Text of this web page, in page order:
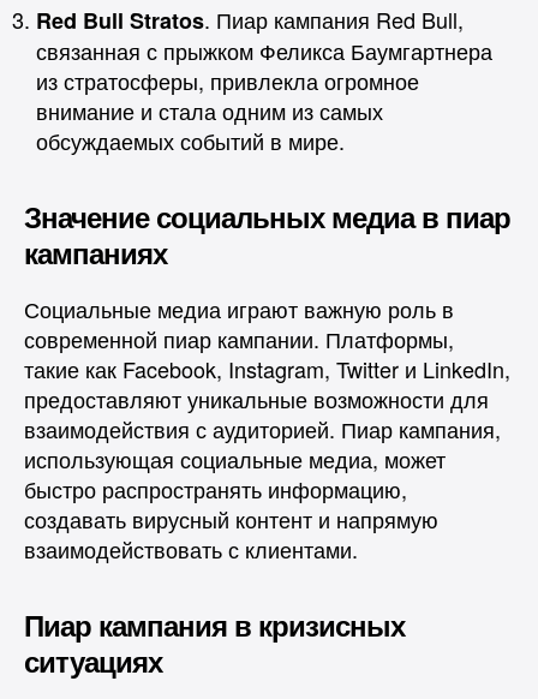
Red Bull Stratos. Пиар кампания Red Bull,
связанная с прыжком Феликса Баумгартнера
из стратосферы, привлекла огромное
внимание и стала одним из самых
обсуждаемых событий в мире.
Значение социальных медиа в пиар
кампаниях
Социальные медиа играют важную роль в
современной пиар кампании. Платформы,
такие как Facebook, Instagram, Twitter и LinkedIn,
предоставляют уникальные возможности для
взаимодействия с аудиторией. Пиар кампания,
использующая социальные медиа, может
быстро распространять информацию,
создавать вирусный контент и напрямую
взаимодействовать с клиентами.
Пиар кампания в кризисных
ситуациях